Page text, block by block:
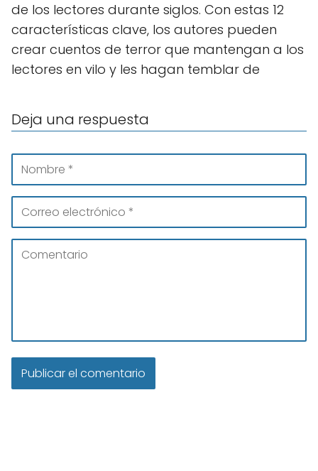
de los lectores durante siglos. Con estas 12
características clave, los autores pueden
crear cuentos de terror que mantengan a los
lectores en vilo y les hagan temblar de
Deja una respuesta